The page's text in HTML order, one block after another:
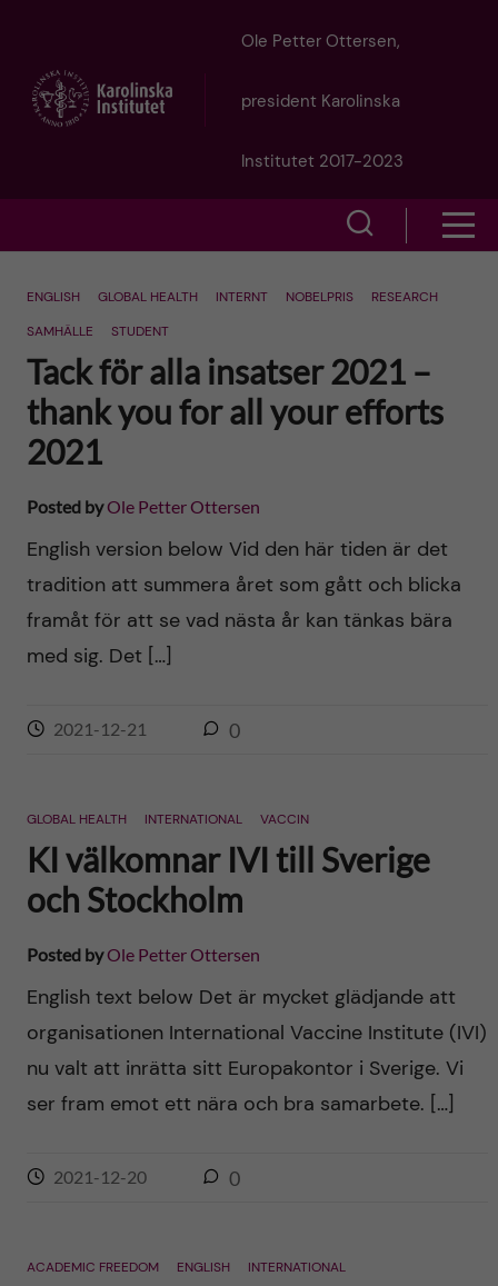
t
m
Ole Petter Ottersen,
president Karolinska
Institutet 2017-2023
o
w
s
e
c
h
n
u
ENGLISH GLOBAL HEALTH INTERNT NOBELPRIS
RESEARCH
SAMHÄLLE
STUDENT
Tack för alla insatser 2021 –
thank you for all your efforts
2021
Posted byOle Petter Ottersen
English version below Vid den här tiden är det
tradition att summera året som gått och blicka
framåt för att se vad nästa år kan tänkas bära
med sig. Det […]
2021-12-21 0
GLOBAL HEALTH INTERNATIONAL VACCIN
KI välkomnar IVI till Sverige
och Stockholm
Posted byOle Petter Ottersen
English text below Det är mycket glädjande att
organisationen International Vaccine Institute (IVI)
nu valt att inrätta sitt Europakontor i Sverige. Vi
ser fram emot ett nära och bra samarbete. […]
2021-12-20 0
ACADEMIC FREEDOM ENGLISH INTERNATIONAL